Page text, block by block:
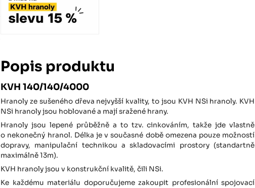
Popis produktu
KVH 140/140/4000
Hranoly ze sušeného dřeva nejvyšší kvality, to jsou KVH NSi hranoly. KVH
NSi hranoly jsou hoblované a mají sražené hrany.
Hranoly jsou lepené průběžně a to tzv. cinkováním, takže jde vlastně
o nekonečný hranol. Délka je v současné době omezena pouze možností
dopravy, manipulační technikou a skladovacími prostory (standartně
maximálně 13m).
KVH hranoly jsou v konstrukční kvalitě, čili NSi.
Ke každému materiálu doporučujeme zakoupit profesionální spojovací